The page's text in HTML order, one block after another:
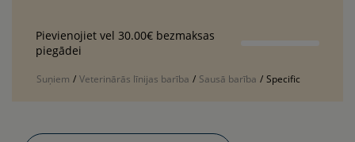
Pievienojiet vel 30.00€ bezmaksas
piegādei
Suņiem / Veterinārās līnijas barība / Sausā barība / Specific